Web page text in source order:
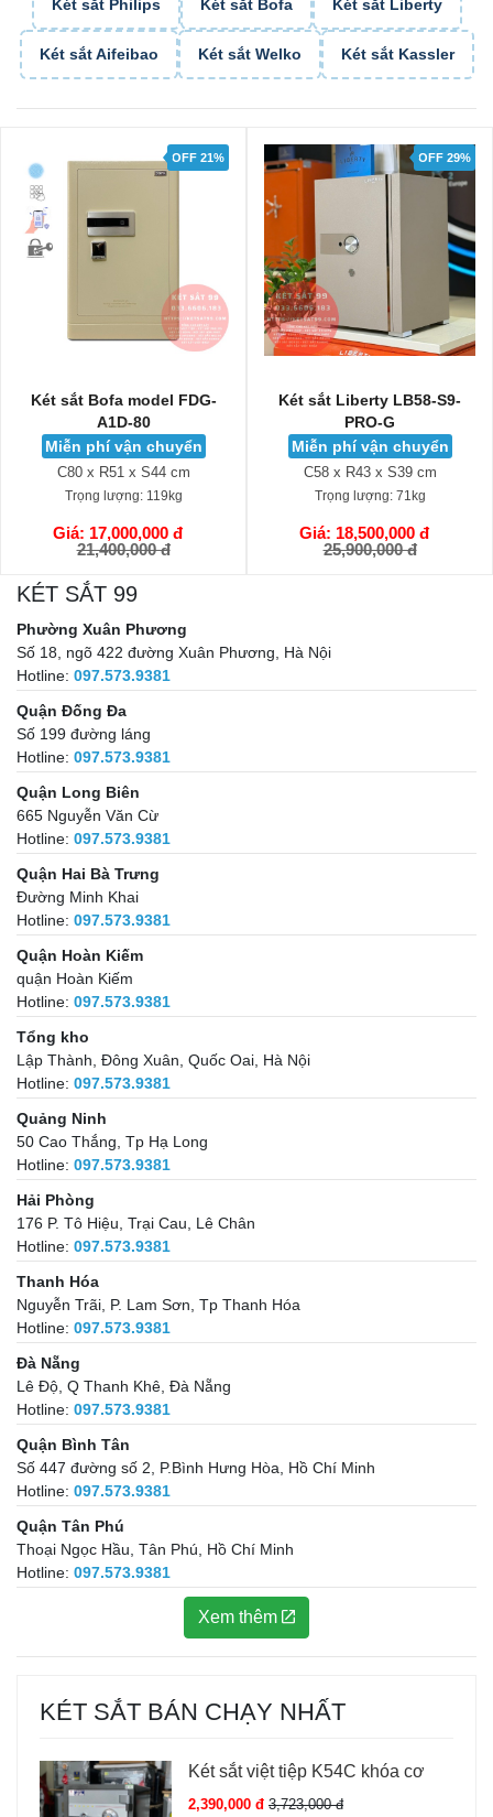
Két sắt Philips Két sắt Bofa Két sắt Liberty
Két sắt Aifeibao Két sắt Welko Két sắt Kassler
OFF 21%
Két sắt Bofa model FDG-
A1D-80
Miễn phí vận chuyển
C80 x R51 x S44 cm
Trọng lượng:119kg
Giá: 17,000,000 đ
21,400,000 đ
GIỎ HÀNG
OFF 29%
Két sắt Liberty LB58-S9-
PRO-G
Miễn phí vận chuyển
C58 x R43 x S39 cm
Trọng lượng:71kg
Giá: 18,500,000 đ
25,900,000 đ
GIỎ HÀNG
KÉT SẮT 99
Phường Xuân Phương
Số 18, ngõ 422 đường Xuân Phương, Hà Nội
Hotline: 097.573.9381
Quận Đống Đa
Số 199 đường láng
Hotline: 097.573.9381
Quận Long Biên
665 Nguyễn Văn Cừ
Hotline: 097.573.9381
Quận Hai Bà Trưng
Đường Minh Khai
Hotline: 097.573.9381
Quận Hoàn Kiếm
quận Hoàn Kiếm
Hotline: 097.573.9381
Tổng kho
Lập Thành, Đông Xuân, Quốc Oai, Hà Nội
Hotline: 097.573.9381
Quảng Ninh
50 Cao Thắng, Tp Hạ Long
Hotline: 097.573.9381
Hải Phòng
176 P. Tô Hiệu, Trại Cau, Lê Chân
Hotline: 097.573.9381
Thanh Hóa
Nguyễn Trãi, P. Lam Sơn, Tp Thanh Hóa
Hotline: 097.573.9381
Đà Nẵng
Lê Độ, Q Thanh Khê, Đà Nẵng
Hotline: 097.573.9381
Quận Bình Tân
Số 447 đường số 2, P.Bình Hưng Hòa, Hồ Chí Minh
Hotline: 097.573.9381
Quận Tân Phú
Thoại Ngọc Hầu, Tân Phú, Hồ Chí Minh
Hotline: 097.573.9381
Xem thêm
KÉT SẮT BÁN CHẠY NHẤT
Két sắt việt tiệp K54C khóa cơ
2,390,000 đ 3,723,000 đ